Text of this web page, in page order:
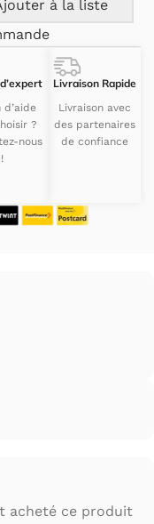
à la liste
d’aide
?
nous
!
Livraison Rapide
Livraison avec
des partenaires
de confiance
acheté ce produit